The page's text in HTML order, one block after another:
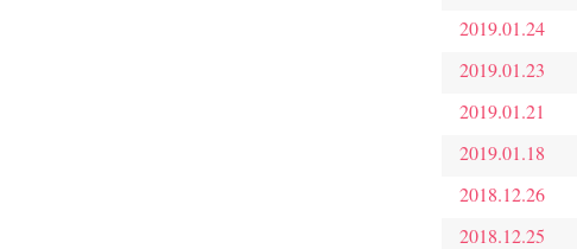
2019.01.24
2019.01.23
2019.01.21
2019.01.18
2018.12.26
2018.12.25